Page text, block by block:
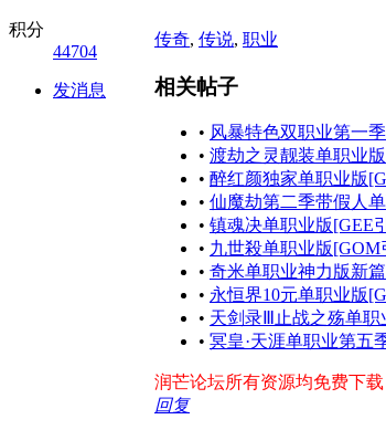
积分
44704
发消息
传奇, 传说, 职业
相关帖子
• 风暴特色双职业第一
• 渡劫之灵靓装单职业
• 醉红颜独家单职业版
• 仙魔劫第二季带假人
• 镇魂决单职业版[GEE
• 九世殺单职业版[GOM
• 奇米单职业神力版新
• 永恒界10元单职业版
• 天剑录Ⅲ止战之殇单
• 冥皇·天涯单职业第五
润芒论坛所有资源均免费下
回复